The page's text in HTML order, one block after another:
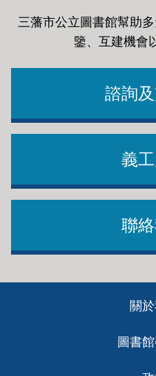
三藩市公立圖書館幫助
鑒、互建機會
諮詢
義
聯
關
圖書